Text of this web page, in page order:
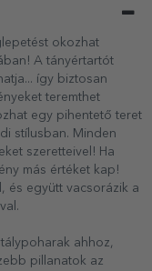
okozhat
A tányértartót
így biztosan
teremthet
egy pihentető teret
stílusban. Minden
szeretteivel! Ha
más értéket kap!
és együtt vacsorázik a
ahhoz,
pillanatok az